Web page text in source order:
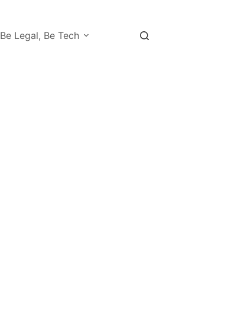
Be Legal, Be Tech